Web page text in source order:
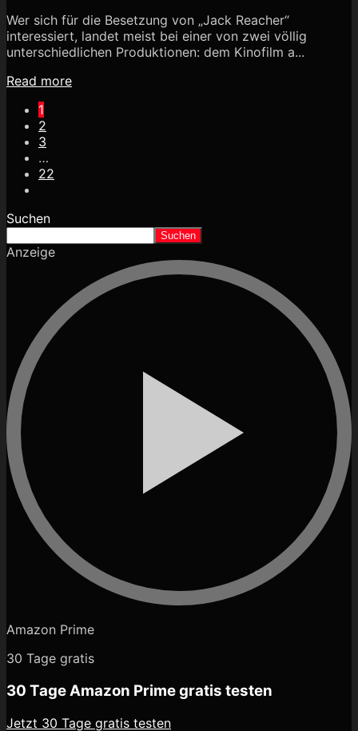
Wer sich für die Besetzung von „Jack Reacher“
interessiert, landet meist bei einer von zwei völlig
unterschiedlichen Produktionen: dem Kinofilm a...
Read more
1
2
3
…
22
Suchen
Suchen
Anzeige
Amazon Prime
30 Tage gratis
30 Tage Amazon Prime gratis testen
Jetzt 30 Tage gratis testen